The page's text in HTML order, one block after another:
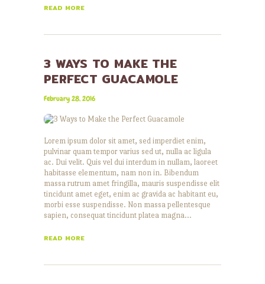
READ MORE
3 WAYS TO MAKE THE
PERFECT GUACAMOLE
February 28, 2016
Lorem ipsum dolor sit amet, sed imperdiet enim,
pulvinar quam tempor varius sed ut, nulla ac ligula
ac. Dui velit. Quis vel dui interdum in nullam, laoreet
habitasse elementum, nam non in. Bibendum
massa rutrum amet fringilla, mauris suspendisse elit
tincidunt amet eget, enim ac gravida ac habitant eu,
morbi esse suspendisse. Non massa pellentesque
sapien, consequat tincidunt platea magna…
READ MORE